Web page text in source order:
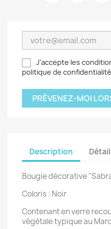
J'accepte les
politique de confidentialité
PRÉVENEZ-MOI
Description
Bougie décorative
Coloris : Noir
Contenant en verre
végétale typique au